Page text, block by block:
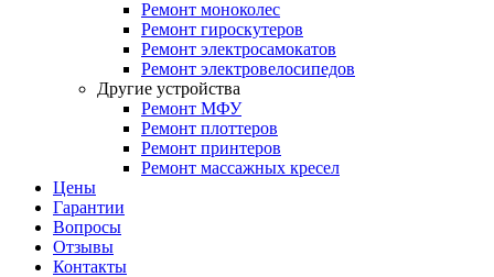
Ремонт моноколес
Ремонт гироскутеров
Ремонт электросамокатов
Ремонт электровелосипедов
Другие устройства
Ремонт МФУ
Ремонт плоттеров
Ремонт принтеров
Ремонт массажных кресел
Цены
Гарантии
Вопросы
Отзывы
Контакты